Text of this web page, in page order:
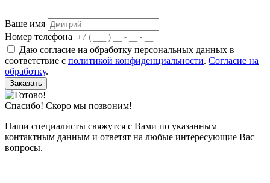
Ваше имя
Номер телефона
Даю согласие на обработку персональных данных в
соответствие с политикой конфиденциальности. Согласие на
обработку.
Заказать
Спасибо! Скоро мы позвоним!
Наши специалисты свяжутся с Вами по указанным
контактным данным и ответят на любые интересующие Вас
вопросы.